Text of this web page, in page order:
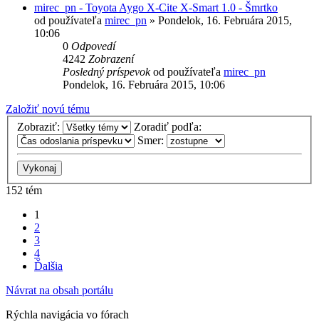
mirec_pn - Toyota Aygo X-Cite X-Smart 1.0 - Šmrtko
od používateľa mirec_pn » Pondelok, 16. Februára 2015,
10:06
0 Odpovedí
4242 Zobrazení
Posledný príspevokod používateľa mirec_pn
Pondelok, 16. Februára 2015, 10:06
Založiť novú tému
Zobraziť:
Zoradiť podľa:
Smer:
152 tém
1
2
3
4
Ďalšia
Návrat na obsah portálu
Rýchla navigácia vo fórach